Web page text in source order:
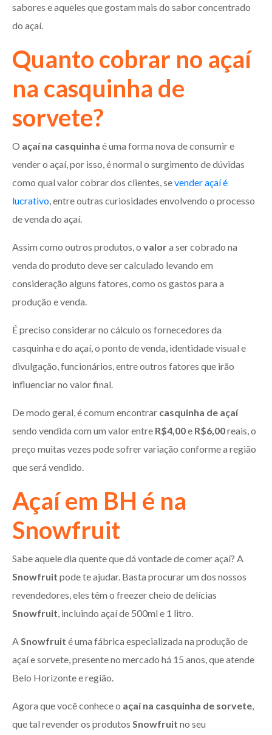
sabores e aqueles que gostam mais do sabor concentrado
do açaí.
Quanto cobrar no açaí
na casquinha de
sorvete?
O açaí na casquinha é uma forma nova de consumir e
vender o açaí, por isso, é normal o surgimento de dúvidas
como qual valor cobrar dos clientes, sevender açaí é
lucrativo , entre outras curiosidades envolvendo o processo
de venda do açaí.
Assim como outros produtos, o valora ser cobrado na
venda do produto deve ser calculado levando em
consideração alguns fatores, como os gastos para a
produção e venda.
É preciso considerar no cálculo os fornecedores da
casquinha e do açaí, o ponto de venda, identidade visual e
divulgação, funcionários, entre outros fatores que irão
influenciar no valor final.
De modo geral, é comum encontrar casquinha de açaí
sendo vendida com um valor entre R$4,00e R$6,00reais, o
preço muitas vezes pode sofrer variação conforme a região
que será vendido.
Açaí em BH é na
Snowfruit
Sabe aquele dia quente que dá vontade de comer açaí? A
Snowfruit pode te ajudar. Basta procurar um dos nossos
revendedores, eles têm o freezer cheio de delícias
Snowfruit , incluindo açaí de 500ml e 1 litro.
A Snowfruit é uma fábrica especializada na produção de
açaí e sorvete, presente no mercado há 15 anos, que atende
Belo Horizonte e região.
Agora que você conhece o açaí na casquinha de sorvete
que tal revender os produtos Snowfruit no seu